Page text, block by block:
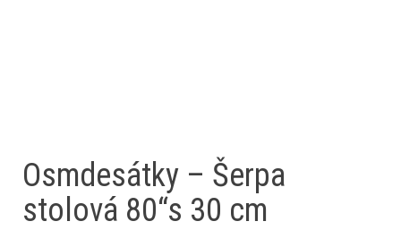
Osmdesátky – Šerpa
stolová 80“s 30 cm